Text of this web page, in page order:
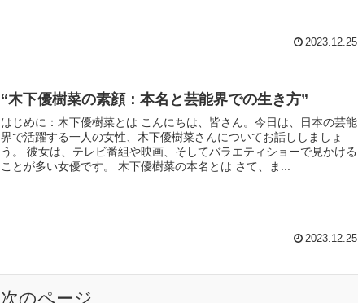
2023.12.25
“木下優樹菜の素顔：本名と芸能界での生き方”
はじめに：木下優樹菜とは こんにちは、皆さん。今日は、日本の芸能
界で活躍する一人の女性、木下優樹菜さんについてお話ししましょ
う。 彼女は、テレビ番組や映画、そしてバラエティショーで見かける
ことが多い女優です。 木下優樹菜の本名とは さて、ま...
2023.12.25
次のページ